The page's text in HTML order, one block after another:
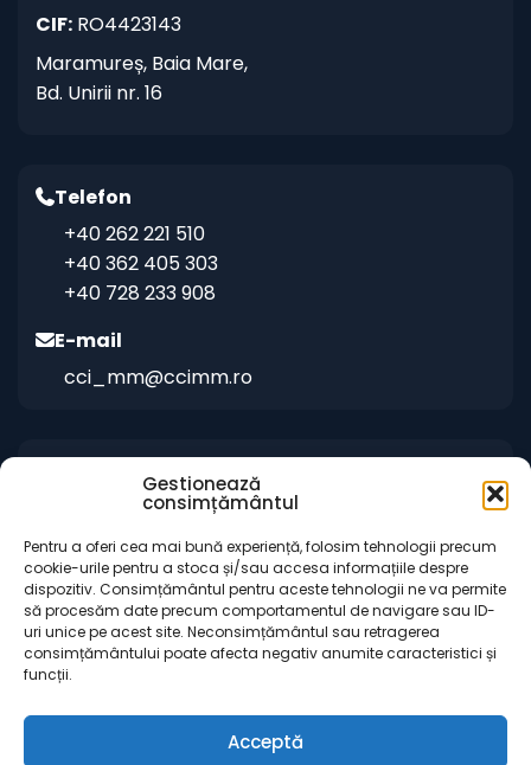
Gestionează
consimțământul
Pentru a oferi cea mai bună experiență, folosim tehnologii precum
cookie-urile pentru a stoca și/sau accesa informațiile despre
dispozitiv. Consimțământul pentru aceste tehnologii ne va permite
să procesăm date precum comportamentul de navigare sau ID-
uri unice pe acest site. Neconsimțământul sau retragerea
consimțământului poate afecta negativ anumite caracteristici și
funcții.
Acceptă
CIF: RO4423143
Maramureș, Baia Mare,
Bd. Unirii nr. 16
Telefon
+40 262 221 510
+40 362 405 303
+40 728 233 908
E-mail
cci_mm@ccimm.ro
Indicații de orientare
Sediul CCI Maramureș
Centrul de Instruire și Marketing al CCI
Maramureș „Gheorghe Marcaș”